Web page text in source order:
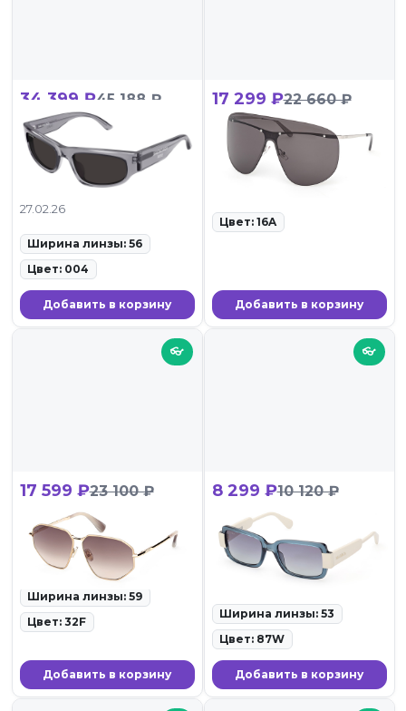
34 399 ₽45 188 ₽
Balenciaga BB0388S
004
ID: 109556 •
Солнцезащитные очки •
27.02.26
Ширина линзы: 56
Цвет: 004
Добавить в корзину
17 299 ₽22 660 ₽
GCDS GD 0072 16A
ID: 105420 •
Солнцезащитные очки •
Цвет: 16A
Добавить в корзину
👓
17 599 ₽23 100 ₽
Max Mara MM 0143 32F
ID: 103194 • Солнцезащитные
очки • 27.02.26
Ширина линзы: 59
Цвет: 32F
Добавить в корзину
👓
8 299 ₽10 120 ₽
Max&Co MO 0074 87W
ID: 102830 •
Солнцезащитные очки •
Ширина линзы: 53
Цвет: 87W
Добавить в корзину